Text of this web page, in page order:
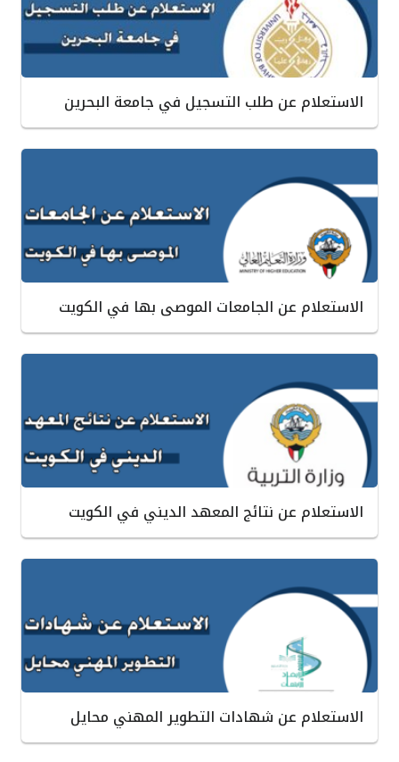
الاستعلام عن طلب التسجيل في جامعة البحرين
الاستعلام عن الجامعات الموصى بها في الكويت
الاستعلام عن نتائج المعهد الديني في الكويت
الاستعلام عن شهادات التطوير المهني محايل